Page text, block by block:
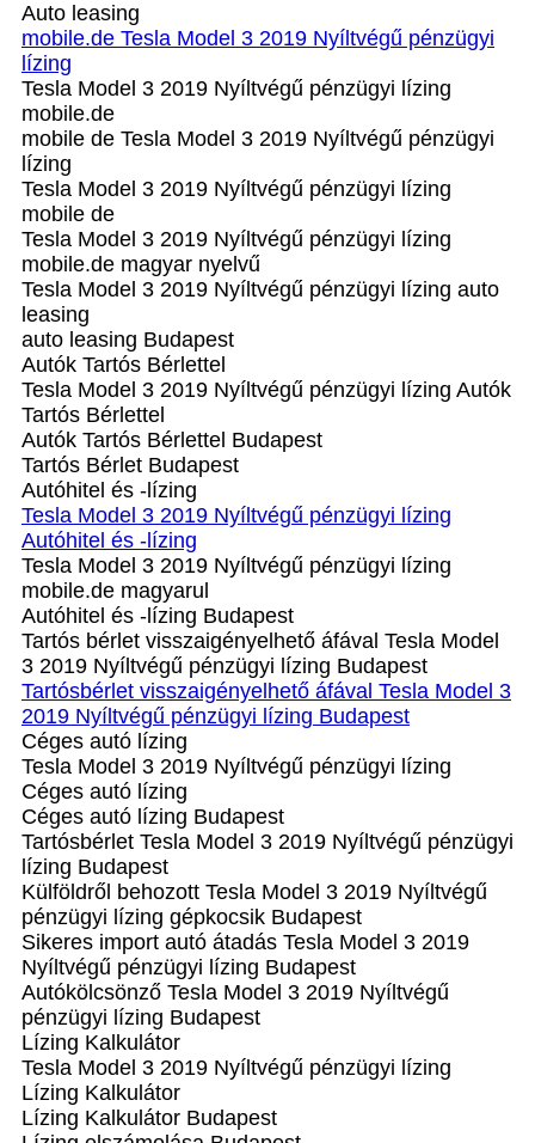
Auto leasing
mobile.de Tesla Model 3 2019 Nyíltvégű pénzügyi
lízing
Tesla Model 3 2019 Nyíltvégű pénzügyi lízing
mobile.de
mobile de Tesla Model 3 2019 Nyíltvégű pénzügyi
lízing
Tesla Model 3 2019 Nyíltvégű pénzügyi lízing
mobile de
Tesla Model 3 2019 Nyíltvégű pénzügyi lízing
mobile.de magyar nyelvű
Tesla Model 3 2019 Nyíltvégű pénzügyi lízing auto
leasing
auto leasing Budapest
Autók Tartós Bérlettel
Tesla Model 3 2019 Nyíltvégű pénzügyi lízing Autók
Tartós Bérlettel
Autók Tartós Bérlettel Budapest
Tartós Bérlet Budapest
Autóhitel és -lízing
Tesla Model 3 2019 Nyíltvégű pénzügyi lízing
Autóhitel és -lízing
Tesla Model 3 2019 Nyíltvégű pénzügyi lízing
mobile.de magyarul
Autóhitel és -lízing Budapest
Tartós bérlet visszaigényelhető áfával Tesla Model
3 2019 Nyíltvégű pénzügyi lízing Budapest
Tartósbérlet visszaigényelhető áfával Tesla Model 3
2019 Nyíltvégű pénzügyi lízing Budapest
Céges autó lízing
Tesla Model 3 2019 Nyíltvégű pénzügyi lízing
Céges autó lízing
Céges autó lízing Budapest
Tartósbérlet Tesla Model 3 2019 Nyíltvégű pénzügyi
lízing Budapest
Külföldről behozott Tesla Model 3 2019 Nyíltvégű
pénzügyi lízing gépkocsik Budapest
Sikeres import autó átadás Tesla Model 3 2019
Nyíltvégű pénzügyi lízing Budapest
Autókölcsönző Tesla Model 3 2019 Nyíltvégű
pénzügyi lízing Budapest
Lízing Kalkulátor
Tesla Model 3 2019 Nyíltvégű pénzügyi lízing
Lízing Kalkulátor
Lízing Kalkulátor Budapest